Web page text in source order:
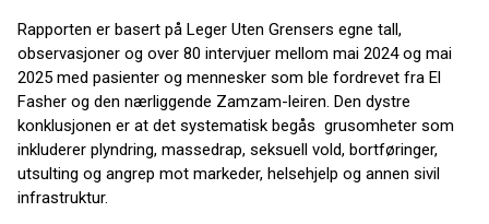
Rapporten er basert på Leger Uten Grensers egne tall,
observasjoner og over 80 intervjuer mellom mai 2024 og mai
2025 med pasienter og mennesker som ble fordrevet fra El
Fasher og den nærliggende Zamzam-leiren. Den dystre
konklusjonen er at det systematisk begås grusomheter som
inkluderer plyndring, massedrap, seksuell vold, bortføringer,
utsulting og angrep mot markeder, helsehjelp og annen sivil
infrastruktur.